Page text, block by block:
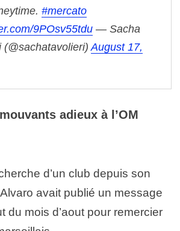
#mercato
9POsv55tdu — Sacha
(@sachatavolieri) August 17,
adieux à l’OM
d’un club depuis son
avait publié un message
du mois d’aout pour remercier